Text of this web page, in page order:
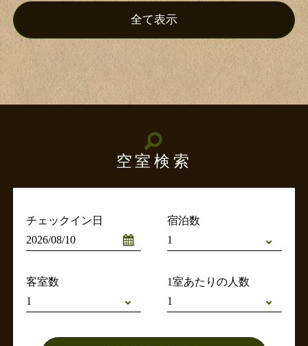
全て表示
空室検索
チェックイン日 宿泊数
客室数 1室あたりの人数